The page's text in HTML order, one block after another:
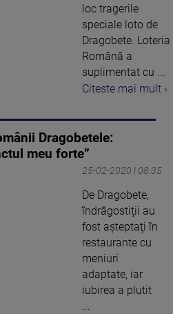
loc tragerile
speciale loto de
Dragobete. Loteria
Română a
suplimentat cu ...
Citeste mai mult ›
Dragobetele:
meu forte”
25-02-2020 | 08:35
De Dragobete,
îndrăgostiţii au
fost aşteptaţi în
restaurante cu
meniuri
adaptate, iar
iubirea a plutit
...